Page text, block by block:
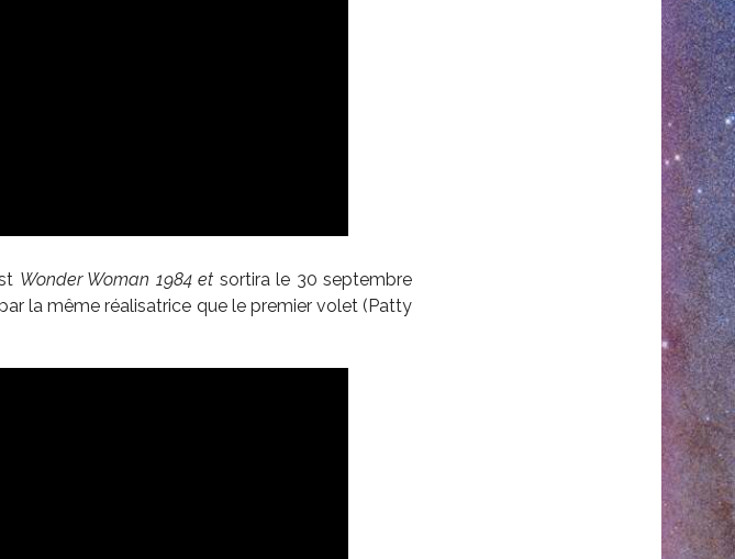
Wonder Woman 1984 et sortira le 30 septembre
la même réalisatrice que le premier volet (Patty